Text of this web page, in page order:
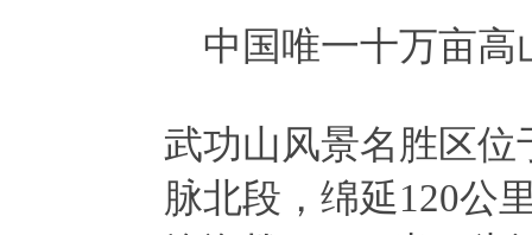
中国唯一十万亩高
武功山风景名胜区
脉北段，绵延120公